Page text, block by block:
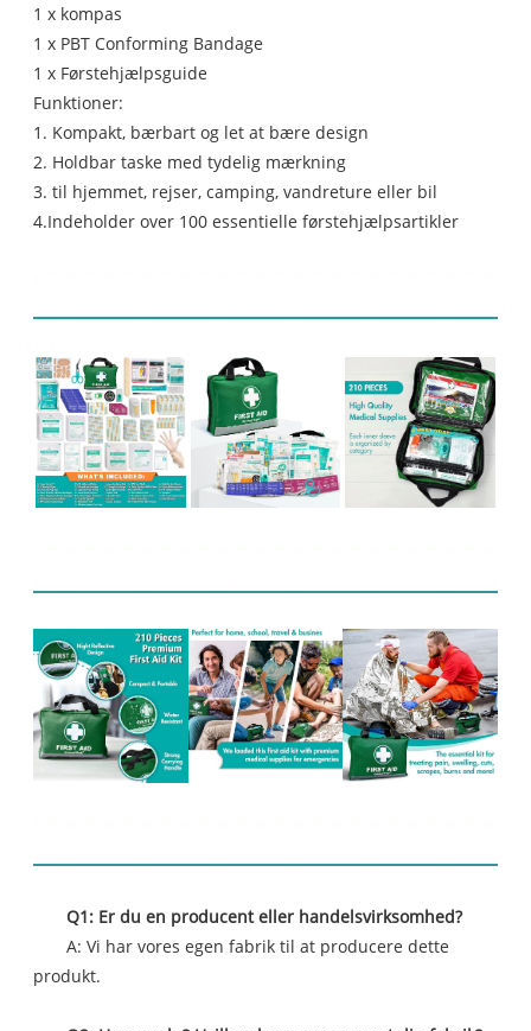
1 x kompas
1 x PBT Conforming Bandage
1 x Førstehjælpsguide
Funktioner:
1. Kompakt, bærbart og let at bære design
2. Holdbar taske med tydelig mærkning
3. til hjemmet, rejser, camping, vandreture eller bil
4.Indeholder over 100 essentielle førstehjælpsartikler
Q1: Er du en producent eller handelsvirksomhed?
A: Vi har vores egen fabrik til at producere dette
produkt.